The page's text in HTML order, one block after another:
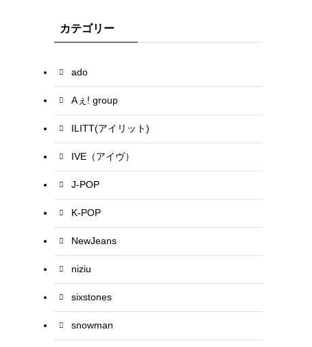
カテゴリー
ado
Aぇ! group
ILITT(アイリット)
IVE（アイヴ）
J-POP
K-POP
NewJeans
niziu
sixstones
snowman